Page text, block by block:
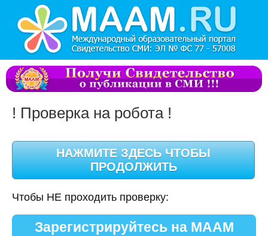
! Проверка на робота !
Чтобы НЕ проходить проверку:
Зарегистрируйтесь на МААМ